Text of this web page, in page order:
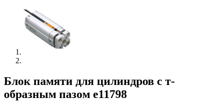
Блок памяти для цилиндров с т-
образным пазом e11798